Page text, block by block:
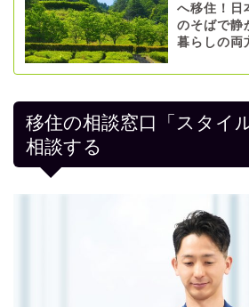
へ移住！日
のそばで静
暮らしの両
移住の相談窓口「スタイ
相談する